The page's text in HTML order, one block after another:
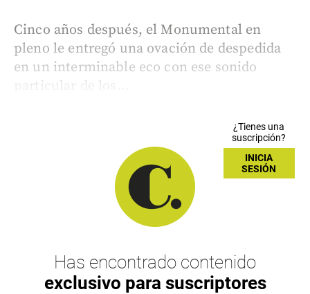
Cinco años después, el Monumental en
pleno le entregó una ovación de despedida
en un interminable eco con ese sonido
particular de los...
¿Tienes una
suscripción?
INICIA
SESIÓN
Has encontrado contenido
exclusivo para suscriptores